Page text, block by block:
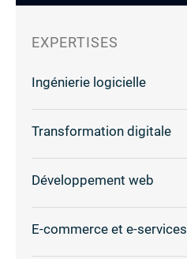
EXPERTISES
Ingénierie logicielle
Transformation digitale
Développement web
E-commerce et e-services